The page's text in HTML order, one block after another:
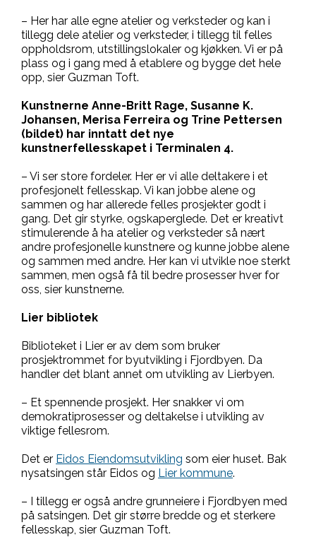
– Her har alle egne atelier og verksteder og kan i
tillegg dele atelier og verksteder, i tillegg til felles
oppholdsrom, utstillingslokaler og kjøkken. Vi er på
plass og i gang med å etablere og bygge det hele
opp, sier Guzman Toft.
Kunstnerne Anne-Britt Rage, Susanne K.
Johansen, Merisa Ferreira og Trine Pettersen
(bildet) har inntatt det nye
kunstnerfellesskapet i Terminalen 4.
– Vi ser store fordeler. Her er vi alle deltakere i et
profesjonelt fellesskap. Vi kan jobbe alene og
sammen og har allerede felles prosjekter godt i
gang. Det gir styrke, ogskaperglede. Det er kreativt
stimulerende å ha atelier og verksteder så nært
andre profesjonelle kunstnere og kunne jobbe alene
og sammen med andre. Her kan vi utvikle noe sterkt
sammen, men også få til bedre prosesser hver for
oss, sier kunstnerne.
Lier bibliotek
Biblioteket i Lier er av dem som bruker
prosjektrommet for byutvikling i Fjordbyen. Da
handler det blant annet om utvikling av Lierbyen.
– Et spennende prosjekt. Her snakker vi om
demokratiprosesser og deltakelse i utvikling av
viktige fellesrom.
Det er Eidos Eiendomsutvikling som eier huset. Bak
nysatsingen står Eidos og Lier kommune.
– I tillegg er også andre grunneiere i Fjordbyen med
på satsingen. Det gir større bredde og et sterkere
fellesskap, sier Guzman Toft.